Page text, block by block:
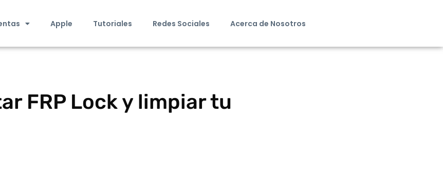
Apple Tutoriales Redes Sociales Acerca de Nosotros
FRP Lock y limpiar tu